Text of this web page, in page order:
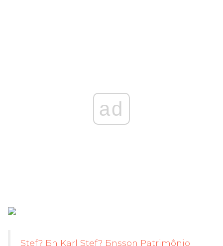
ad
Stef? Бn Karl Stef? Бnsson Patrimônio